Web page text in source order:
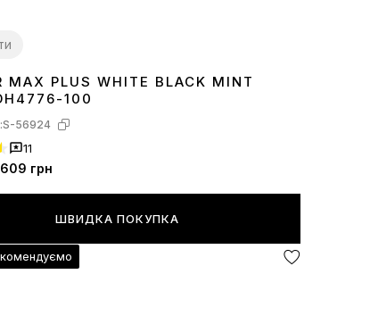
4445
MAX PLUS WHITE BLACK MINT
100
S-56924
11
грн
ШВИДКА ПОКУПКА